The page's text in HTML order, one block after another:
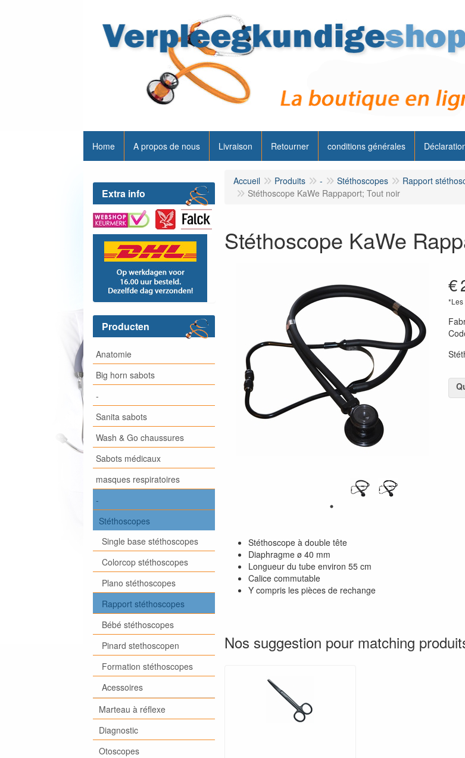
Home A propos de nous Livraison Retourner conditions générales
Extra info
Producten
Anatomie
Big horn sabots
-
Sanita sabots
Wash & Go chaussures
Sabots médicaux
masques respiratoires
-
Stéthoscopes
Single base stéthoscopes
Colorcop stéthoscopes
Plano stéthoscopes
Rapport stéthoscopes
Bébé stéthoscopes
Pinard stethoscopen
Formation stéthoscopes
Acessoires
Marteau à réflexe
Diagnostic
Otoscopes
Accueil Produits - Stéthoscopes
Rapport
Stéthoscope KaWe Rappaport; Tout noir
Stéthoscope KaWe
€
*Les
Stéthoscope à double tête
Diaphragme ø 40 mm
Longueur du tube environ 55 cm
Calice commutable
Y compris les pièces de rechange
Nos suggestion pour matching